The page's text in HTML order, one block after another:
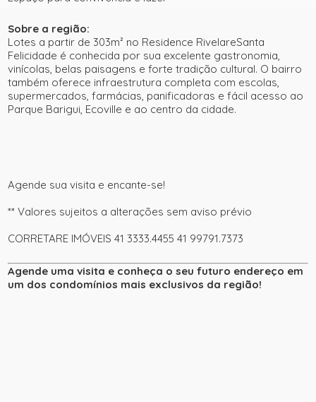
Sobre a região:
Lotes a partir de 303m² no Residence RivelareSanta
Felicidade é conhecida por sua excelente gastronomia,
vinícolas, belas paisagens e forte tradição cultural. O bairro
também oferece infraestrutura completa com escolas,
supermercados, farmácias, panificadoras e fácil acesso ao
Parque Barigui, Ecoville e ao centro da cidade.
Agende sua visita e encante-se!
** Valores sujeitos a alterações sem aviso prévio
CORRETARE IMÓVEIS 41 3333.4455 41 99791.7373
Agende uma visita e conheça o seu futuro endereço em
um dos condomínios mais exclusivos da região!